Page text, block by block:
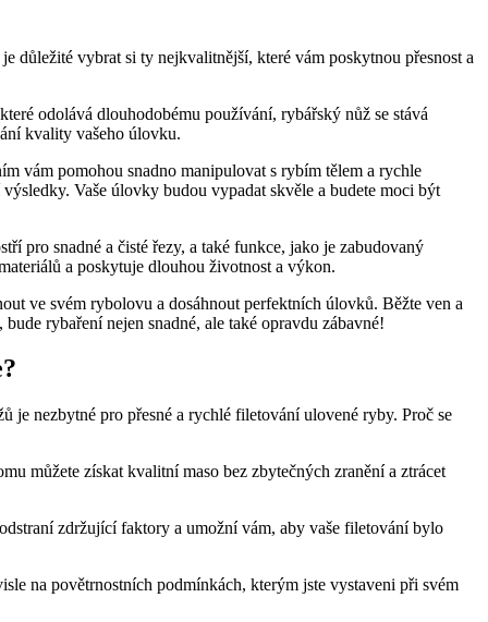
důležité vybrat si ty nejkvalitnější, ⁢které vám poskytnou přesnost a
odolává dlouhodobému používání, rybářský nůž se stává​
kvality vašeho úlovku.
vám pomohou snadno manipulovat s rybím tělem ‍a⁣ rychle
Vaše úlovky budou vypadat skvěle a ⁣budete moci být
pro snadné a čisté řezy, a ‌také funkce, jako je zabudovaný
a poskytuje dlouhou životnost‌ a⁢ výkon.
ve svém rybolovu a dosáhnout ‍perfektních úlovků. Běžte ven a
rybaření nejen snadné,​ ale také opravdu zábavné!
je ​nezbytné pro přesné a rychlé filetování ulovené ryby. Proč se
můžete získat kvalitní maso bez zbytečných zranění a ztrácet
zdržující faktory ⁣a umožní vám, ​aby vaše filetování bylo
na povětrnostních podmínkách, kterým jste vystaveni při svém